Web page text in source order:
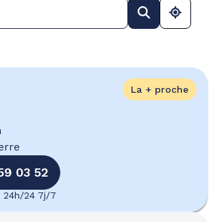
La + proche
03 52
24h/24 7j/7